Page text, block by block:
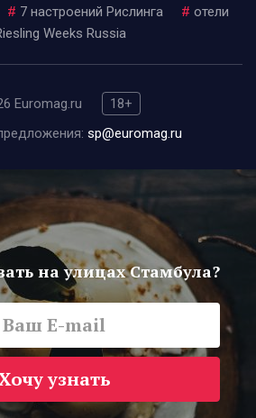
# 7 настроений Рислинга # отели
Weeks Russia
Euromag.ru
18+
sp@euromag.ru
на улицах Стамбула?
узнать